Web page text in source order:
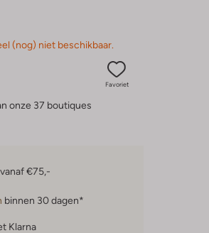
(nog) niet beschikbaar.
Favoriet
onze 37 boutiques
vanaf €75,-
binnen 30 dagen*
Klarna